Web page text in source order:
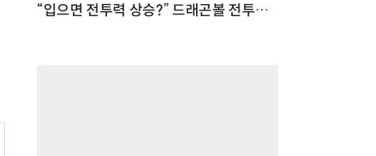
“입으면 전투력 상승?” 드래곤볼 전투복 닮은 중량조끼